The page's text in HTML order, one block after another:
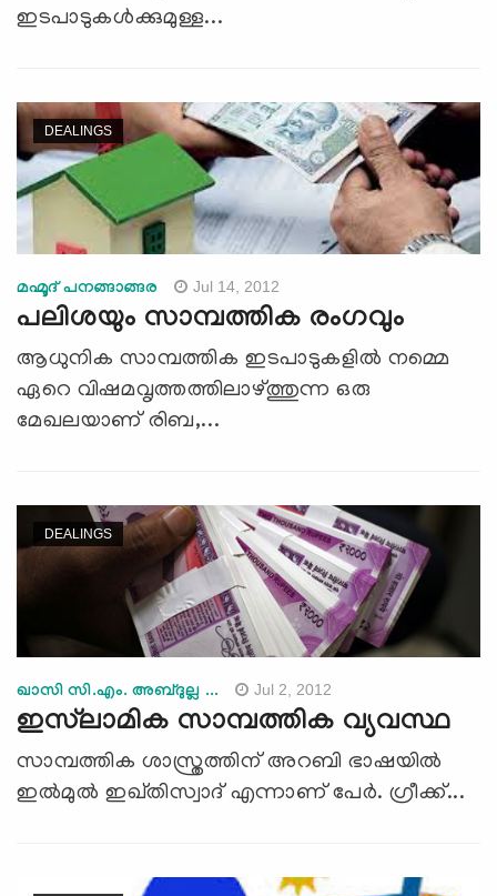
ഇടപാടുകള്‍ക്കുമുള്ള...
DEALINGS
മഹ്മൂദ് പനങ്ങാങ്ങര Jul 14, 2012
പലിശയും സാമ്പത്തിക രംഗവും
ആധുനിക സാമ്പത്തിക ഇടപാടുകളില്‍ നമ്മെ
ഏറെ വിഷമവൃത്തത്തിലാഴ്ത്തുന്ന ഒരു
മേഖലയാണ് രിബ,...
DEALINGS
ഖാസി സി.എം. അബ്ദുല്ല ... Jul 2, 2012
ഇസ്‌ലാമിക സാമ്പത്തിക വ്യവസ്ഥ
സാമ്പത്തിക ശാസ്ത്രത്തിന് അറബി ഭാഷയില്‍
ഇല്‍മുല്‍ ഇഖ്തിസ്വാദ് എന്നാണ് പേര്‍. ഗ്രീക്ക്...